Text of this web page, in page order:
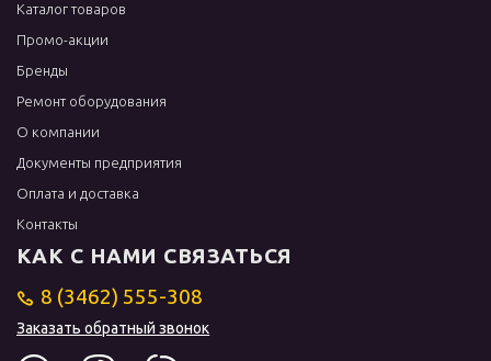
Каталог товаров
Промо-акции
Бренды
Ремонт оборудования
О компании
Документы предприятия
Оплата и доставка
Контакты
КАК С НАМИ СВЯЗАТЬСЯ
8 (3462) 555-308
Заказать обратный звонок